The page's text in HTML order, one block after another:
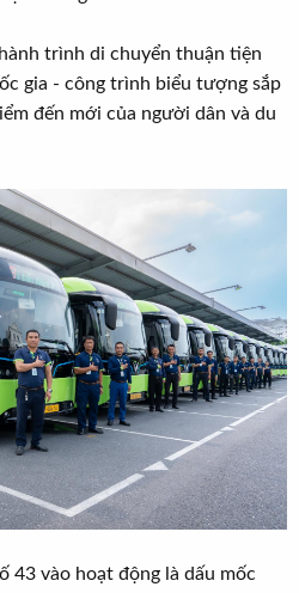
trình di chuyển thuận tiện
gia - công trình biểu tượng sắp
đến mới của người dân và du
43 vào hoạt động là dấu mốc